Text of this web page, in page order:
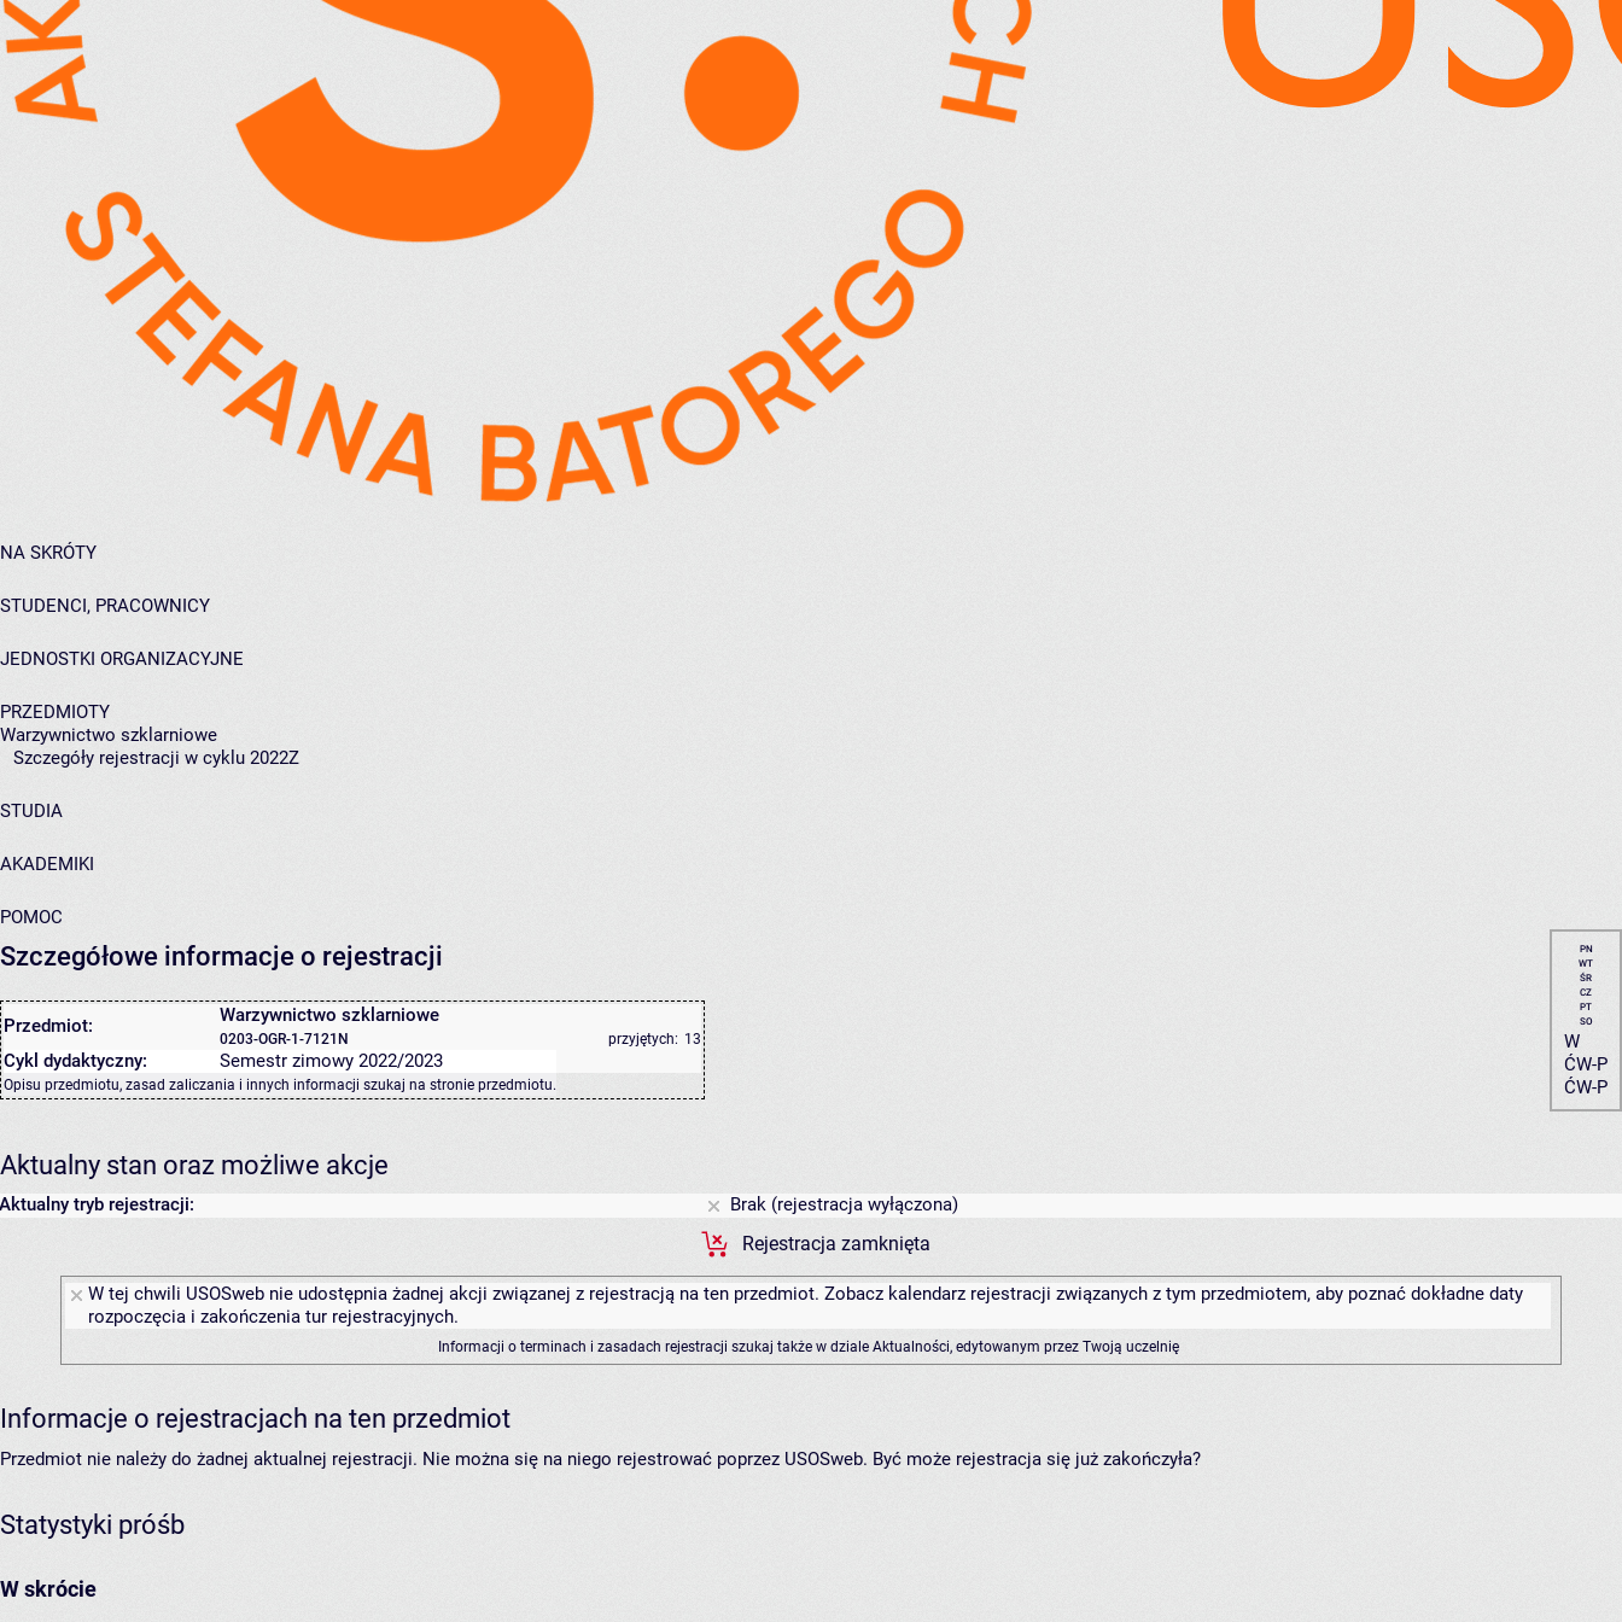
NA SKRÓTY
STUDENCI, PRACOWNICY
JEDNOSTKI ORGANIZACYJNE
PRZEDMIOTY
Warzywnictwo szklarniowe
Szczegóły rejestracji w cyklu 2022Z
STUDIA
AKADEMIKI
POMOC
Szczegółowe informacje o rejestracji
Przedmiot: Warzywnictwo szklarniowe
0203-OGR-1-7121N przyjętych: 13
Cykl dydaktyczny: Semestr zimowy 2022/2023
Opisu przedmiotu, zasad zaliczania i innych informacji szukaj na stronie przedmiotu.
PN
WT
ŚR
CZ
PT
SO
W
ĆW-P
ĆW-P
Aktualny stan oraz możliwe akcje
Aktualny tryb rejestracji:
Brak (rejestracja wyłączona)
Rejestracja zamknięta
W tej chwili USOSweb nie udostępnia żadnej akcji związanej z rejestracją na ten przedmiot. Zobacz kalendarz rejestracji związanych z tym przedmiotem, aby poznać dokładne daty
rozpoczęcia i zakończenia tur rejestracyjnych.
Informacji o terminach i zasadach rejestracji szukaj także w dziale Aktualności, edytowanym przez Twoją uczelnię
Informacje o rejestracjach na ten przedmiot
Przedmiot nie należy do żadnej aktualnej rejestracji. Nie można się na niego rejestrować poprzez USOSweb. Być może rejestracja się już zakończyła?
Statystyki próśb
W skrócie